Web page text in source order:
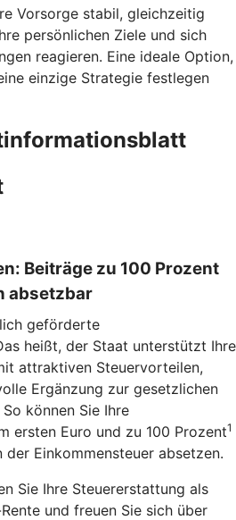
Vorsorge stabil, gleichzeitig
persönlichen Ziele und sich
reagieren. Eine ideale Option,
einzige Strategie festlegen
Beiträge zu 100 Prozent
absetzbar
geförderte
heißt, der Staat unterstützt Ihre
attraktiven Steuervorteilen,
Ergänzung zur gesetzlichen
können Sie Ihre
ersten Euro und zu 100 Prozent1
der Einkommensteuer absetzen.
Sie Ihre Steuererstattung als
und freuen Sie sich über